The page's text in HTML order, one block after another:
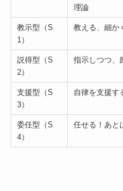
理論
教示型（S
1）
教える、細か
説得型（S
2）
指示しつつ、
支援型（S
3）
自律を支援す
委任型（S
4）
任せる！あと